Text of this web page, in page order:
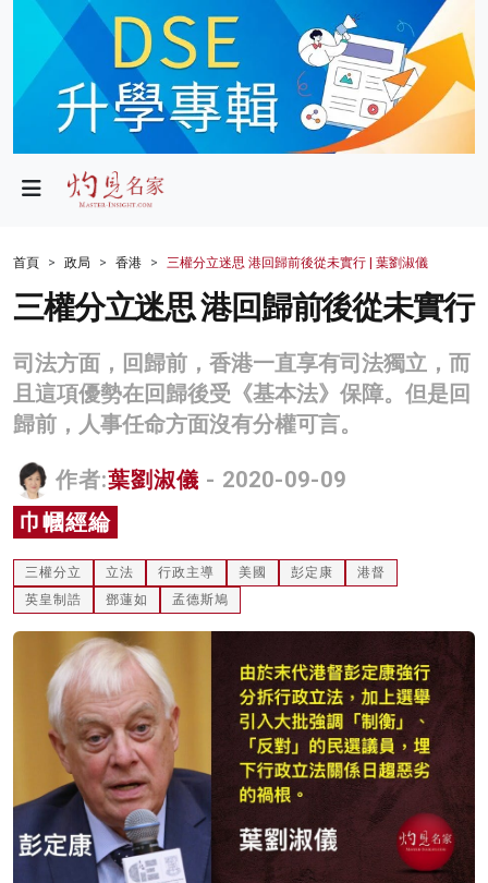
政局
財經
生活
商業
科技
影片
名家榜
灼見活動
關於我們
首頁 政局 香港 三權分立迷思 港回歸前後從未實行 | 葉劉淑儀
三權分立迷思 港回歸前後從未實行
司法方面，回歸前，香港一直享有司法獨立，而
且這項優勢在回歸後受《基本法》保障。但是回
歸前，人事任命方面沒有分權可言。
作者:葉劉淑儀 - 2020-09-09
巾幗經綸
三權分立 立法 行政主導 美國 彭定康
港督
英皇制誥
鄧蓮如 孟德斯鳩